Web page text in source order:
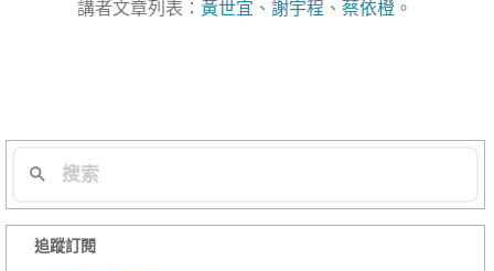
講者文章列表： 黃世宜 、 謝宇程 、 蔡依橙。
追蹤訂閱